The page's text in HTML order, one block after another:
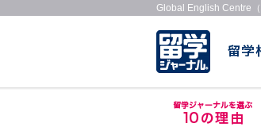
Global English Centre